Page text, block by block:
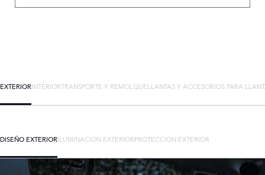
EXTERIORINTERIORTRANSPORTE Y REMOLQUELLANTAS Y ACCESORIOS PARA
DISEÑO EXTERIORILUMINACIÓN EXTERIORPROTECCIÓN EXTERIOR